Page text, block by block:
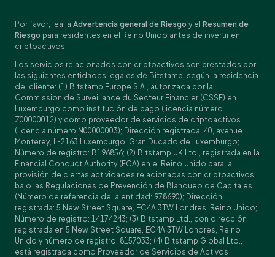
Por favor, lea la Advertencia general de Riesgo y el Resumen de
Riesgo para residentes en el Reino Unido antes de invertir en
criptoactivos.
Los servicios relacionados con criptoactivos son prestados por
las siguientes entidades legales de Bitstamp, según la residencia
del cliente: (1) Bitstamp Europe S.A., autorizada por la
Commission de Surveillance du Secteur Financier (CSSF) en
Luxemburgo como institución de pago (licencia número
Z00000012) y como proveedor de servicios de criptoactivos
(licencia número N00000003); Dirección registrada: 40, avenue
Monterey, L-2163 Luxemburgo, Gran Ducado de Luxemburgo;
Número de registro: B196856; (2) Bitstamp UK Ltd., registrada en la
Financial Conduct Authority (FCA) en el Reino Unido para la
provisión de ciertas actividades relacionadas con criptoactivos
bajo las Regulaciones de Prevención de Blanqueo de Capitales
(Número de referencia de la entidad: 978690); Dirección
registrada: 5 New Street Square, EC4A 3TW Londres, Reino Unido;
Número de registro: 14174243; (3) Bitstamp Ltd., con dirección
registrada en 5 New Street Square, EC4A 3TW Londres, Reino
Unido y número de registro: 8157033; (4) Bitstamp Global Ltd.,
está registrada como Proveedor de Servicios de Activos